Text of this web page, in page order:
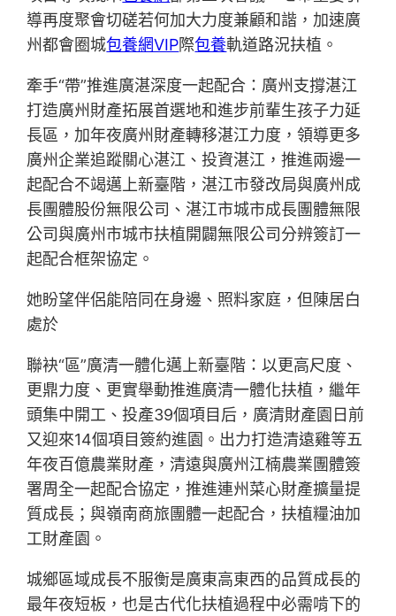
導再度聚會切磋若何加大力度兼顧和諧，加速廣
州都會圈城包養網VIP際包養軌道路況扶植。
牽手“帶”推進廣湛深度一起配合：廣州支撐湛江
打造廣州財產拓展首選地和進步前輩生孩子力延
長區，加年夜廣州財產轉移湛江力度，領導更多
廣州企業追蹤關心湛江、投資湛江，推進兩邊一
起配合不竭邁上新臺階，湛江市發改局與廣州成
長團體股份無限公司、湛江市城市成長團體無限
公司與廣州市城市扶植開闢無限公司分辨簽訂一
起配合框架協定。
她盼望伴侶能陪同在身邊、照料家庭，但陳居白
處於
聯袂“區”廣清一體化邁上新臺階：以更高尺度、
更鼎力度、更實舉動推進廣清一體化扶植，繼年
頭集中開工、投產39個項目后，廣清財產園日前
又迎來14個項目簽約進園。出力打造清遠雞等五
年夜百億農業財產，清遠與廣州江楠農業團體簽
署周全一起配合協定，推進連州菜心財產擴量提
質成長；與嶺南商旅團體一起配合，扶植糧油加
工財產園。
城鄉區域成長不服衡是廣東高東西的品質成長的
最年夜短板，也是古代化扶植過程中必需啃下的